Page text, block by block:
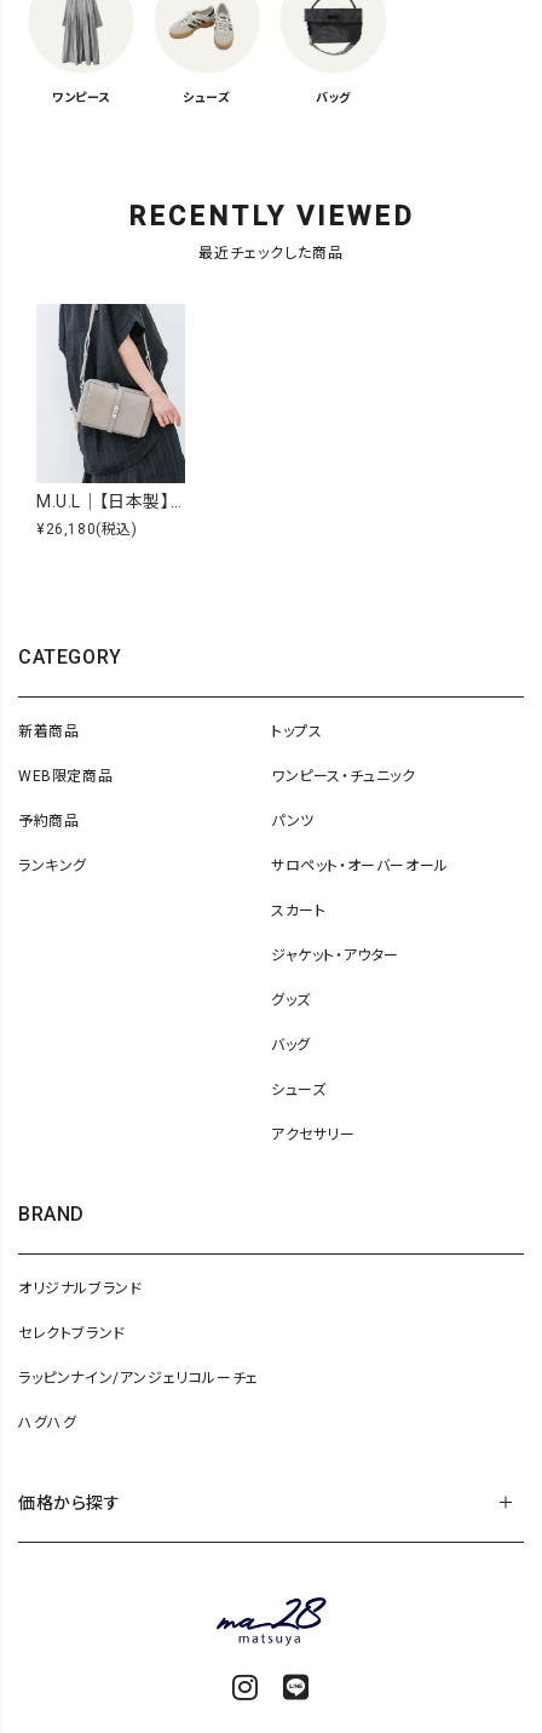
ワンピース シューズ バッグ
RECENTLY VIEWED
最近チェックした商品
¥26,180(税込)
CATEGORY
新着商品
WEB限定商品
予約商品
ランキング
トップス
ワンピース・チュニック
パンツ
サロペット・オーバーオール
スカート
ジャケット・アウター
グッズ
バッグ
シューズ
アクセサリー
BRAND
オリジナルブランド
セレクトブランド
ラッピンナイン/アンジェリコルーチェ
ハグハグ
価格から探す